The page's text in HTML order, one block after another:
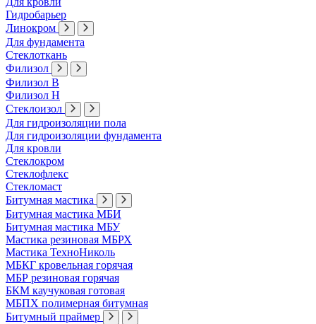
Гидробарьер
Линокром
Для фундамента
Стеклоткань
Филизол
Филизол В
Филизол Н
Стеклоизол
Для гидроизоляции пола
Для гидроизоляции фундамента
Для кровли
Стеклокром
Стеклофлекс
Стекломаст
Битумная мастика
Битумная мастика МБИ
Битумная мастика МБУ
Мастика резиновая МБРХ
Мастика ТехноНиколь
МБКГ кровельная горячая
МБР резиновая горячая
БКМ каучуковая готовая
МБПХ полимерная битумная
Битумный праймер